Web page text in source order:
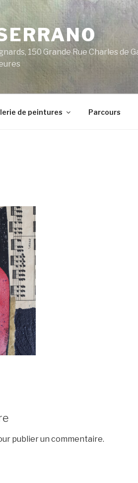
150 Grande Rue Charles de
de peintures Parcours
publier un commentaire.